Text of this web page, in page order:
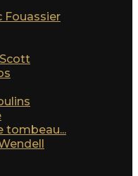
Fouassier
tombeau...